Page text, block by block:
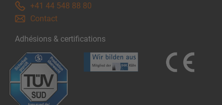
+41 44 548 88 80
Contact
Adhésions & certifications